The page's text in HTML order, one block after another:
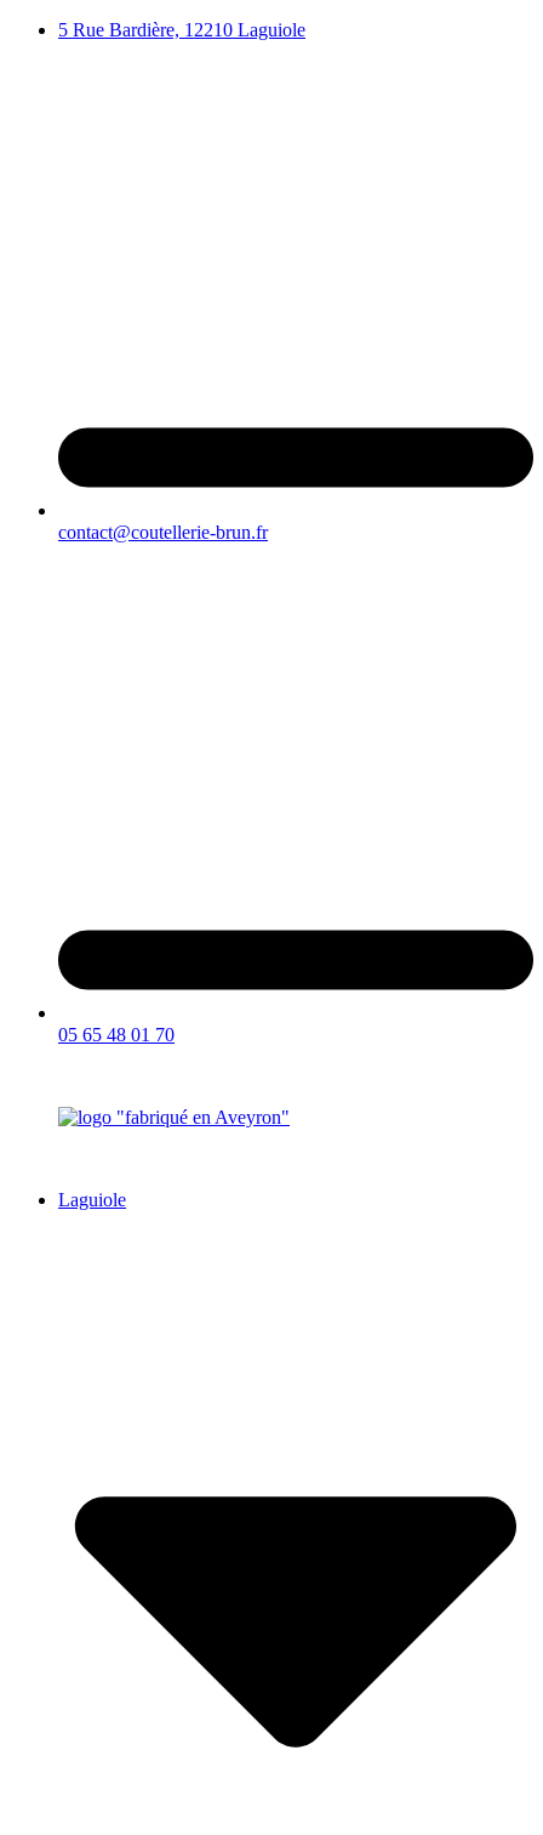
Aller
5 Rue Bardière, 12210 Laguiole
contact@coutellerie-brun.fr
05 65 48 01 70
Laguiole